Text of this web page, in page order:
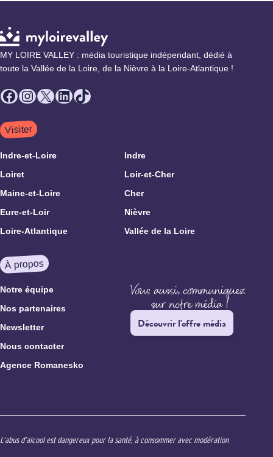
MY LOIRE VALLEY : média touristique indépendant, dédié à
toute la Vallée de la Loire, de la Nièvre à la Loire-Atlantique !
Facebook
Instagram
X LinkedIn
TikTok
Visiter
Indre-et-Loire
Indre
Loiret
Loir-et-Cher
Maine-et-Loire
Cher
Eure-et-Loir
Nièvre
Loire-Atlantique
Vallée de la Loire
À propos
Notre équipe
Nos partenaires
Newsletter
Nous contacter
Agence Romanesko
Découvrir l'offre média
L’abus d’alcool est dangereux pour la santé, à consommer avec modération